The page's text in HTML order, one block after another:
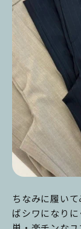
ちなみに履い
ばシワになり